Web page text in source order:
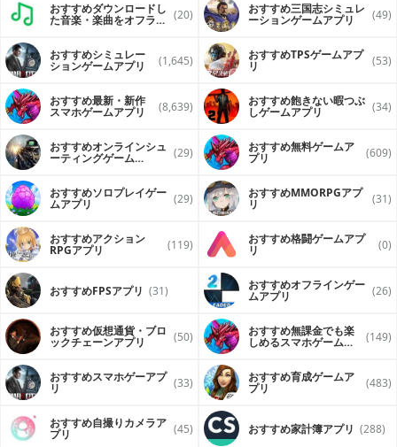
おすすめダウンロードし
た音楽・楽曲をオフライ (20) おすすめ三国志シミュレ
ーションゲームアプリ (49)
おすすめシミュレー
ションゲームアプリ (1,645) おすすめTPSゲームアプ
リ (53)
おすすめ最新・新作
スマホゲームアプリ (8,639) おすすめ飽きない暇つぶ
しゲームアプリ (34)
おすすめオンラインシュ
ーティングゲーム (29) おすすめ無料ゲームア
プリ (609)
おすすめソロプレイゲー
ムアプリ (29) おすすめ MMORPGアプ
リ (31)
おすすめアクション
RPGアプリ (119) おすすめ格闘ゲームアプ
リ (0)
おすすめFPSアプリ (31) おすすめオフラインゲー
ムアプリ (26)
おすすめ仮想通貨・ブロ
ックチェーンアプリ (50) おすすめ無課金でも楽
しめるスマホゲームア (149)
おすすめスマホゲーアプ
リ (33) おすすめ育成ゲームア
プリ (483)
おすすめ自撮りカメラア
プリ (45) おすすめ家計簿アプリ (288)